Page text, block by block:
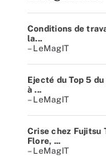
Conditions de
la...
– LeMagIT
Ejecté du Top 5
à ...
– LeMagIT
Crise chez Fujitsu
Flore, ...
– LeMagIT